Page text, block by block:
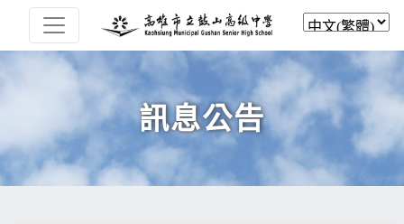
訊息公告